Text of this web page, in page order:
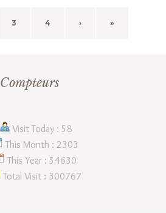
3 4 › »
Compteurs
Visit Today : 58
This Month : 2303
This Year : 54630
Total Visit : 300767